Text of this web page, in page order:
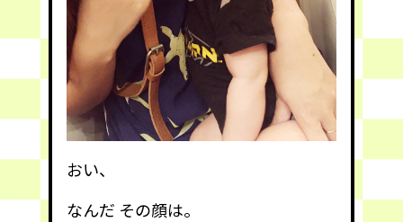
おい、
なんだ その顔は。